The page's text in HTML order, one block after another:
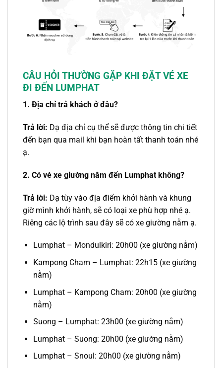
CÂU HỎI THƯỜNG GẶP KHI ĐẶT VÉ XE
ĐI ĐẾN LUMPHAT
1. Địa chỉ trả khách ở đâu?
Trả lời: Dạ địa chỉ cụ thể sẽ được thông tin chi tiết
đến bạn qua mail khi bạn hoàn tất thanh toán nhé
ạ.
2. Có vé xe giường nằm đến Lumphat không?
Trả lời: Dạ tùy vào địa điểm khởi hành và khung
giờ mình khởi hành, sẽ có loại xe phù hợp nhé ạ.
Riêng các lộ trình sau đây sẽ có xe giường nằm ạ.
Lumphat – Mondulkiri: 20h00 (xe giường nằm)
Kampong Cham – Lumphat: 22h15 (xe giường
nằm)
Lumphat – Kampong Cham: 20h00 (xe giường
nằm)
Suong – Lumphat: 23h00 (xe giường nằm)
Lumphat – Suong: 20h00 (xe giường nằm)
Lumphat – Snoul: 20h00 (xe giường nằm)